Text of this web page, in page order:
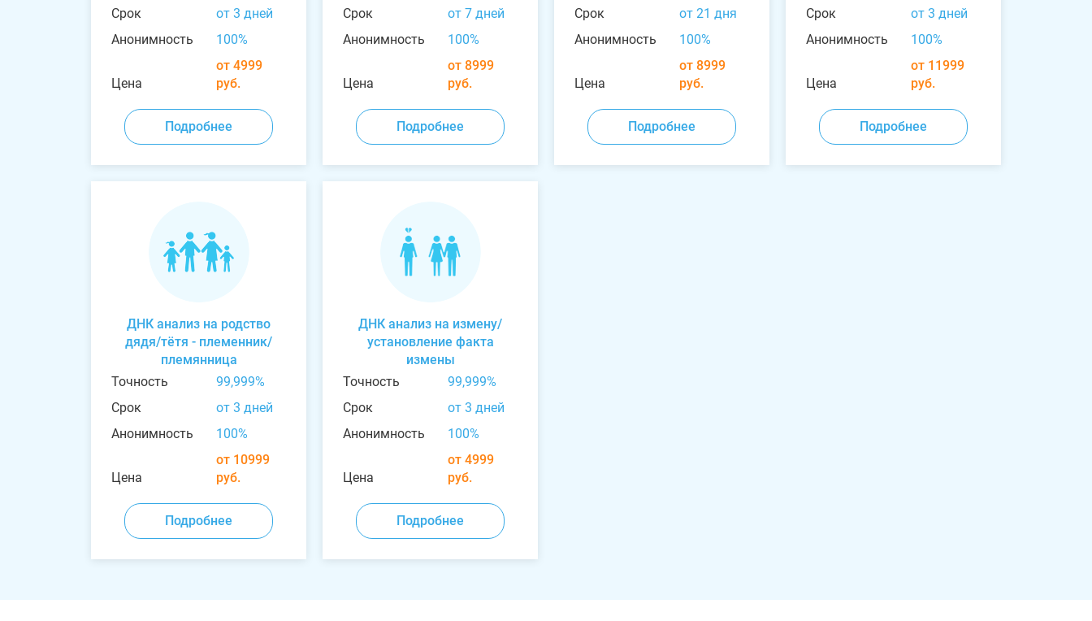
Срок
от 3 дней
Анонимность
100%
Цена
от 4999
руб.
Подробнее
Срок
от 7 дней
Анонимность
100%
Цена
от 8999
руб.
Подробнее
Срок
от 21 дня
Анонимность
100%
Цена
от 8999
руб.
Подробнее
Срок
от 3 дней
Анонимность
100%
Цена
от 11999
руб.
Подробнее
ДНК анализ на родство
дядя/тётя - племенник/
племянница
Точность
99,999%
Срок
от 3 дней
Анонимность
100%
Цена
от 10999
руб.
Подробнее
ДНК анализ на измену/
установление факта
измены
Точность
99,999%
Срок
от 3 дней
Анонимность
100%
Цена
от 4999
руб.
Подробнее